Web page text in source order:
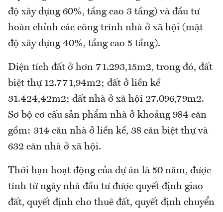
độ xây dựng 60%, tầng cao 3 tầng) và đầu tư
hoàn chỉnh các công trình nhà ở xã hội (mật
độ xây dựng 40%, tầng cao 5 tầng).
Diện tích đất ở hơn 71.293,15m2, trong đó, đất
biệt thự 12.771,94m2; đất ở liền kề
31.424,42m2; đất nhà ở xã hội 27.096,79m2.
Sơ bộ cơ cấu sản phẩm nhà ở khoảng 984 căn
gồm: 314 căn nhà ở liền kề, 38 căn biệt thự và
632 căn nhà ở xã hội.
Thời hạn hoạt động của dự án là 50 năm, được
tính từ ngày nhà đầu tư được quyết định giao
đất, quyết định cho thuê đất, quyết định chuyển